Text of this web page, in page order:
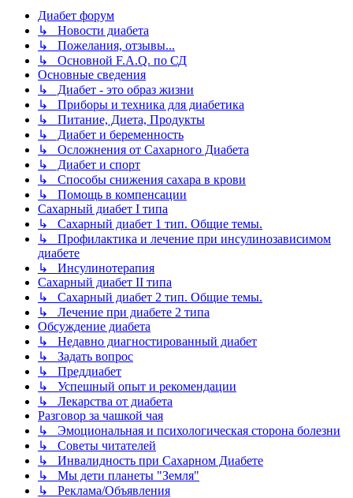
Диабет форум
↳ Новости диабета
↳ Пожелания, отзывы...
↳ Основной F.A.Q. по СД
Основные сведения
↳ Диабет - это образ жизни
↳ Приборы и техника для диабетика
↳ Питание, Диета, Продукты
↳ Диабет и беременность
↳ Осложнения от Сахарного Диабета
↳ Диабет и спорт
↳ Способы снижения сахара в крови
↳ Помощь в компенсации
Сахарный диабет I типа
↳ Сахарный диабет 1 тип. Общие темы.
↳ Профилактика и лечение при инсулинозависимом
диабете
↳ Инсулинотерапия
Сахарный диабет II типа
↳ Сахарный диабет 2 тип. Общие темы.
↳ Лечение при диабете 2 типа
Обсуждение диабета
↳ Недавно диагностированный диабет
↳ Задать вопрос
↳ Преддиабет
↳ Успешный опыт и рекомендации
↳ Лекарства от диабета
Разговор за чашкой чая
↳ Эмоциональная и психологическая сторона болезни
↳ Советы читателей
↳ Инвалидность при Сахарном Диабете
↳ Мы дети планеты "Земля"
↳ Реклама/Объявления